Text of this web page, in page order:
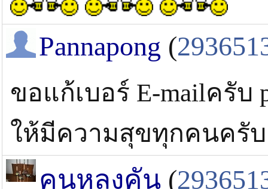
Pannapong (
ขอแก้เบอร์ E-mailครับ
ให้มีความสุขทุกคนครับ
คนหลงคัน (